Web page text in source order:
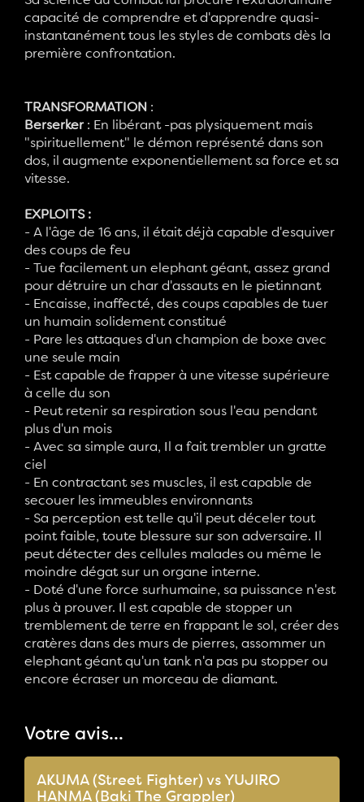
capacité de comprendre et d'apprendre quasi-
instantanément tous les styles de combats dès la
première confrontation.
TRANSFORMATION :
Berserker: En libérant -pas plysiquement mais
"spirituellement" le démon représenté dans son
dos, il augmente exponentiellement sa force et sa
vitesse.
EXPLOITS :
- A l'âge de 16 ans, il était déjà capable d'esquiver
des coups de feu
- Tue facilement un elephant géant, assez grand
pour détruire un char d'assauts en le pietinnant
- Encaisse, inaffecté, des coups capables de tuer
un humain solidement constitué
- Pare les attaques d'un champion de boxe avec
une seule main
- Est capable de frapper à une vitesse supérieure
à celle du son
- Peut retenir sa respiration sous l'eau pendant
plus d'un mois
- Avec sa simple aura, Il a fait trembler un gratte
ciel
- En contractant ses muscles, il est capable de
secouer les immeubles environnants
- Sa perception est telle qu'il peut déceler tout
point faible, toute blessure sur son adversaire. Il
peut détecter des cellules malades ou même le
moindre dégat sur un organe interne.
- Doté d'une force surhumaine, sa puissance n'est
plus à prouver. Il est capable de stopper un
tremblement de terre en frappant le sol, créer des
cratères dans des murs de pierres, assommer un
elephant géant qu'un tank n'a pas pu stopper ou
encore écraser un morceau de diamant.
Votre avis...
AKUMA (Street Fighter) vs YUJIRO
HANMA (Baki The Grappler)